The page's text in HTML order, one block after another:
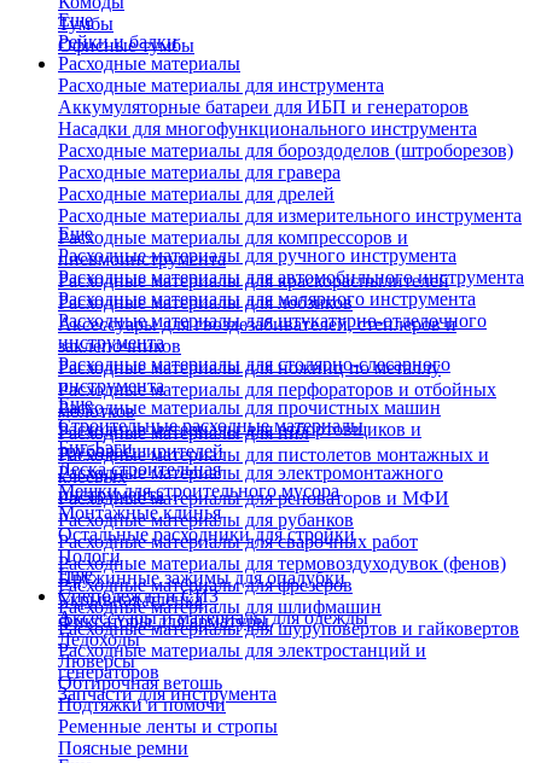
Тумбы
Офисные тумбы
Еще
Рейки и балки
Расходные материалы
Расходные материалы для инструмента
Аккумуляторные батареи для ИБП и генераторов
Насадки для многофункционального инструмента
Расходные материалы для бороздоделов (штроборезов)
Расходные материалы для гравера
Расходные материалы для дрелей
Расходные материалы для измерительного инструмента
Расходные материалы для компрессоров и
пневмоинструмента
Расходные материалы для краскораспылителей
Расходные материалы для лобзиков
Аксессуары для гвоздезабивателей, степлеров и
заклепочников
Расходные материалы для ножниц по металлу
Расходные материалы для перфораторов и отбойных
молотков
Расходные материалы для пил
Расходные материалы для пистолетов монтажных и
клеевых
Расходные материалы для реноваторов и МФИ
Расходные материалы для рубанков
Расходные материалы для сварочных работ
Расходные материалы для термовоздуходувок (фенов)
Расходные материалы для фрезеров
Расходные материалы для шлифмашин
Расходные материалы для шуруповертов и гайковертов
Расходные материалы для электростанций и
генераторов
Запчасти для инструмента
Еще
Расходные материалы для ручного инструмента
Расходные материалы для автомобильного инструмента
Расходные материалы для малярного инструмента
Расходные материалы для штукатурно-отделочного
инструмента
Расходные материалы для столярно-слесарного
инструмента
Расходные материалы для прочистных машин
Расходные материалы для отбортовщиков и
труборасширителей
Расходные материалы для электромонтажного
инструмента
Еще
Строительные расходные материалы
Биг-Бэги
Леска строительная
Мешки для строительного мусора
Монтажные клинья
Остальные расходники для стройки
Пологи
Пружинные зажимы для опалубки
Укрывная пленка
Фиксаторы для арматуры
Еще
Спецодежда и СИЗ
Аксессуары и материалы для одежды
Ледоходы
Люверсы
Обтирочная ветошь
Подтяжки и помочи
Ременные ленты и стропы
Поясные ремни